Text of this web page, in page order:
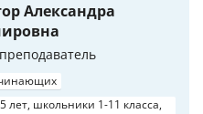
Александра
лет, школьники 1-11 класса,